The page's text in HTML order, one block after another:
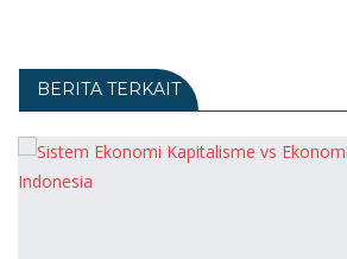
BERITA TERKAIT